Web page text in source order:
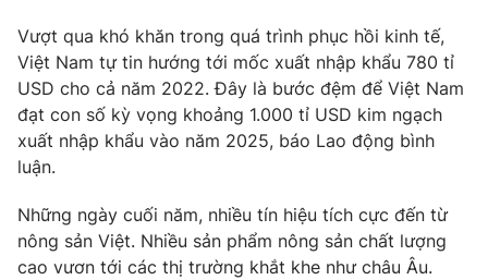
Vượt qua khó khăn trong quá trình phục hồi kinh tế,
Việt Nam tự tin hướng tới mốc xuất nhập khẩu 780 tỉ
USD cho cả năm 2022. Đây là bước đệm để Việt Nam
đạt con số kỳ vọng khoảng 1.000 tỉ USD kim ngạch
xuất nhập khẩu vào năm 2025, báo Lao động bình
luận.
Những ngày cuối năm, nhiều tín hiệu tích cực đến từ
nông sản Việt. Nhiều sản phẩm nông sản chất lượng
cao vươn tới các thị trường khắt khe như châu Âu.